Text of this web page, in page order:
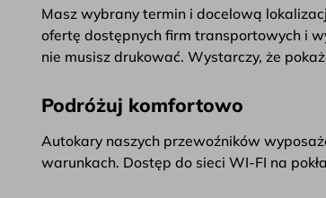
Masz wybrany termin i docelową
ofertę dostępnych firm transportowych i
nie musisz drukować. Wystarczy, że
Podróżuj komfortowo
Autokary naszych przewoźników
warunkach. Dostęp do sieci WI-FI na